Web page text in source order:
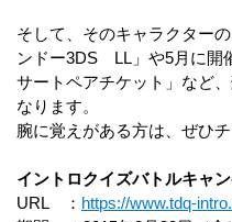
そして、そのキャラクター
ンドー3DS LL」や5月に開
サートペアチケット」など
なります。
腕に覚えがある方は、ぜひ
イントロクイズバトルキャ
URL ： https://www.tdq-